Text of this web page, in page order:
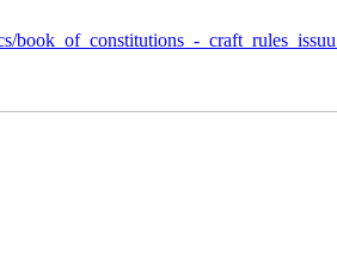
book_of_constitutions_-_craft_rules_issuu_